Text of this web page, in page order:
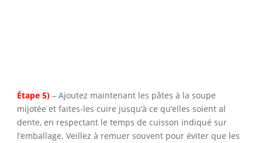
Étape 5) – Ajoutez maintenant les pâtes à la soupe
mijotée et faites-les cuire jusqu’à ce qu’elles soient al
dente, en respectant le temps de cuisson indiqué sur
l’emballage. Veillez à remuer souvent pour éviter que les